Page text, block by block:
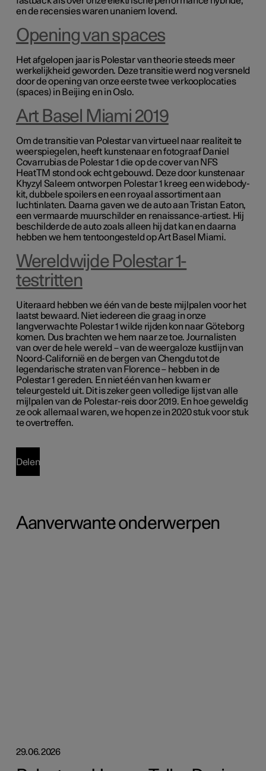
en de recensies waren unaniem lovend.
Opening van spaces
Het afgelopen jaar is Polestar van theorie steeds meer
werkelijkheid geworden. Deze transitie werd nog versneld
door de opening van onze eerste twee verkooplocaties
(spaces) in Beijing en in Oslo.
Art Basel Miami 2019
Om de transitie van Polestar van virtueel naar realiteit te
weerspiegelen, heeft kunstenaar en fotograaf Daniel
Covarrubias de Polestar 1 die op de cover van NFS
HeatTM stond ook echt gebouwd. Deze door kunstenaar
Khyzyl Saleem ontworpen Polestar 1 kreeg een widebody-
kit, dubbele spoilers en een royaal assortiment aan
luchtinlaten. Daarna gaven we de auto aan Tristan Eaton,
een vermaarde muurschilder en renaissance-artiest. Hij
beschilderde de auto zoals alleen hij dat kan en daarna
hebben we hem tentoongesteld op Art Basel Miami.
Wereldwijde Polestar 1-
testritten
Uiteraard hebben we één van de beste mijlpalen voor het
laatst bewaard. Niet iedereen die graag in onze
langverwachte Polestar 1 wilde rijden kon naar Göteborg
komen. Dus brachten we hem naar ze toe. Journalisten
van over de hele wereld – van de weergaloze kustlijn van
Noord-Californië en de bergen van Chengdu tot de
legendarische straten van Florence – hebben in de
Polestar 1 gereden. En niet één van hen kwam er
teleurgesteld uit. Dit is zeker geen volledige lijst van alle
mijlpalen van de Polestar-reis door 2019. En hoe geweldig
ze ook allemaal waren, we hopen ze in 2020 stuk voor stuk
te overtreffen.
Delen
Aanverwante onderwerpen
29.06.2026